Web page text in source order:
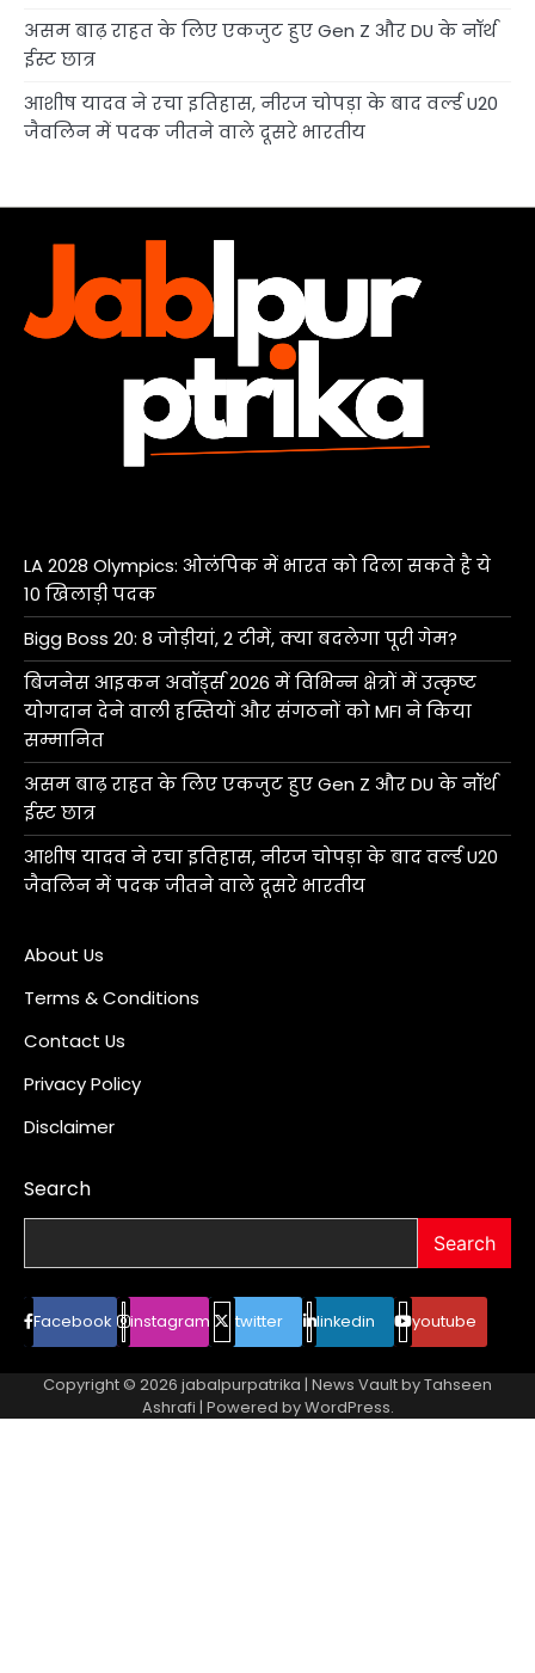
असम बाढ़ राहत के लिए एकजुट हुए Gen Z और DU के नॉर्थ
ईस्ट छात्र
आशीष यादव ने रचा इतिहास, नीरज चोपड़ा के बाद वर्ल्ड U20
जैवलिन में पदक जीतने वाले दूसरे भारतीय
LA 2028 Olympics: ओलंपिक में भारत को दिला सकते है ये
10 खिलाड़ी पदक
Bigg Boss 20: 8 जोड़ीयां, 2 टीमें, क्या बदलेगा पूरी गेम?
बिजनेस आइकन अवॉर्ड्स 2026 में विभिन्न क्षेत्रों में उत्कृष्ट
योगदान देने वाली हस्तियों और संगठनों को MFI ने किया
सम्मानित
असम बाढ़ राहत के लिए एकजुट हुए Gen Z और DU के नॉर्थ
ईस्ट छात्र
आशीष यादव ने रचा इतिहास, नीरज चोपड़ा के बाद वर्ल्ड U20
जैवलिन में पदक जीतने वाले दूसरे भारतीय
About Us
Terms & Conditions
Contact Us
Privacy Policy
Disclaimer
Search
Search
Facebook instagram twitter linkedin youtube
Copyright © 2026 jabalpurpatrika | News Vault byTahseen
Ashrafi | Powered byWordPress.